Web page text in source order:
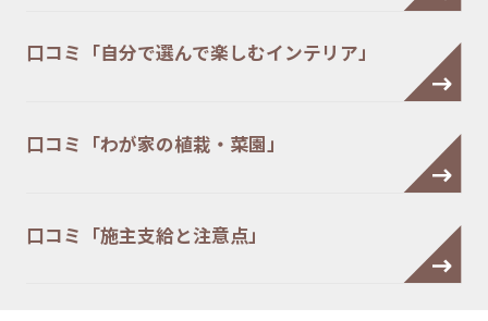
口コミ「自分で選んで楽しむインテリア」
口コミ「わが家の植栽・菜園」
口コミ「施主支給と注意点」